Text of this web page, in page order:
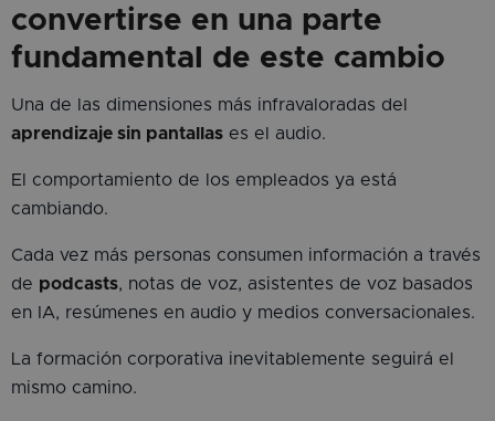
convertirse en una parte
fundamental de este cambio
Una de las dimensiones más infravaloradas del
aprendizaje sin pantallas es el audio.
El comportamiento de los empleados ya está
cambiando.
Cada vez más personas consumen información a través
de podcasts, notas de voz, asistentes de voz basados
en IA, resúmenes en audio y medios conversacionales.
La formación corporativa inevitablemente seguirá el
mismo camino.